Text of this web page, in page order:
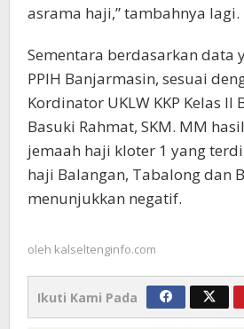
asrama haji,” tambahnya lagi.
Sementara berdasarkan data
PPIH Banjarmasin, sesuai
Kordinator UKLW KKP Kelas II
Basuki Rahmat, SKM. MM
jemaah haji kloter 1 yang
haji Balangan, Tabalong dan
menunjukkan negatif.
oleh kalseltenginfo.com
Ikuti Kami Pada